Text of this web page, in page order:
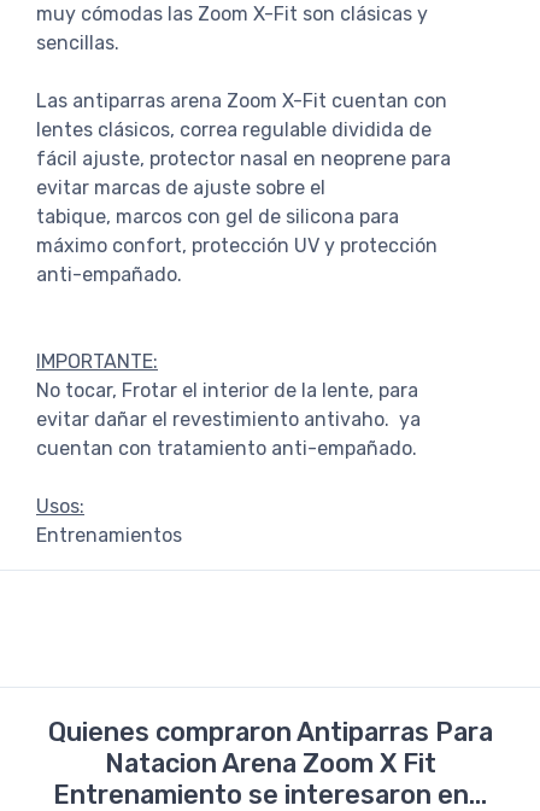
muy cómodas las Zoom X-Fit son clásicas y
sencillas.
Las antiparras arena Zoom X-Fit cuentan con
lentes clásicos, correa regulable dividida de
fácil ajuste, protector nasal en neoprene para
evitar marcas de ajuste sobre el
tabique, marcos con gel de silicona para
máximo confort, protección UV y protección
anti-empañado.
IMPORTANTE:
No tocar, Frotar el interior de la lente, para
evitar dañar el revestimiento antivaho. ya
cuentan con tratamiento anti-empañado.
Usos:
Entrenamientos
Quienes compraron Antiparras Para
Natacion Arena Zoom X Fit
Entrenamiento se interesaron en...